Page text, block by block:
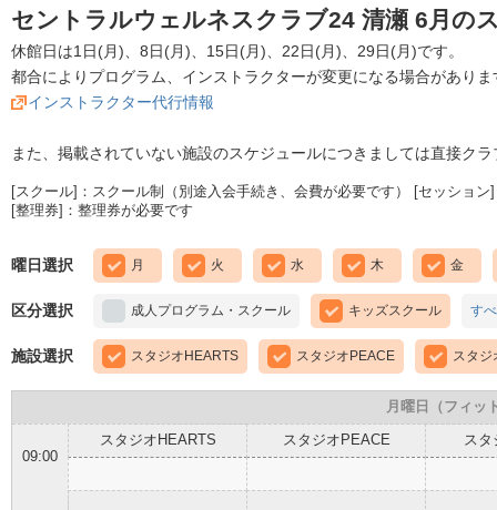
セントラルウェルネスクラブ24 清瀬 6月の
休館日は1日(月)、8日(月)、15日(月)、22日(月)、29日(月)です。
都合によりプログラム、インストラクターが変更になる場合がありま
インストラクター代行情報
また、掲載されていない施設のスケジュールにつきましては直接ク
[スクール]：スクール制（別途入会手続き、会費が必要です） [セッショ
[整理券]：整理券が必要です
曜日選択 月 火 水 木 金
区分選択 成人プログラム・スクール キッズスクール す
施設選択 スタジオHEARTS スタジオPEACE スタジ
月曜日（フィッ
スタジオHEARTS スタジオPEACE
スタ
09:00